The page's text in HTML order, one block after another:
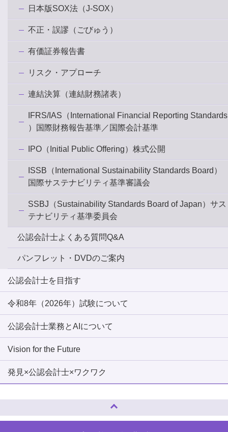
日本版SOX法（J-SOX）
不正・誤謬（ごびゅう）
有価証券報告書
リスク・アプローチ
連結決算（連結財務諸表）
IFRS/IAS（International Financial Reporting Standards
）国際財務報告基準／国際会計基準
IPO（Initial Public Offering）株式公開
ISSB（International Sustainability Standards Board）
国際サステナビリティ基準審議会
SSBJ（Sustainability Standards Board of Japan）サス
テナビリティ基準委員会
公認会計士よくある質問Q&A
パンフレット・DVDのご案内
公認会計士を目指す
令和8年（2026年）試験について
公認会計士業務とAIについて
Vision for the Future
発見×公認会計士×ワクワク